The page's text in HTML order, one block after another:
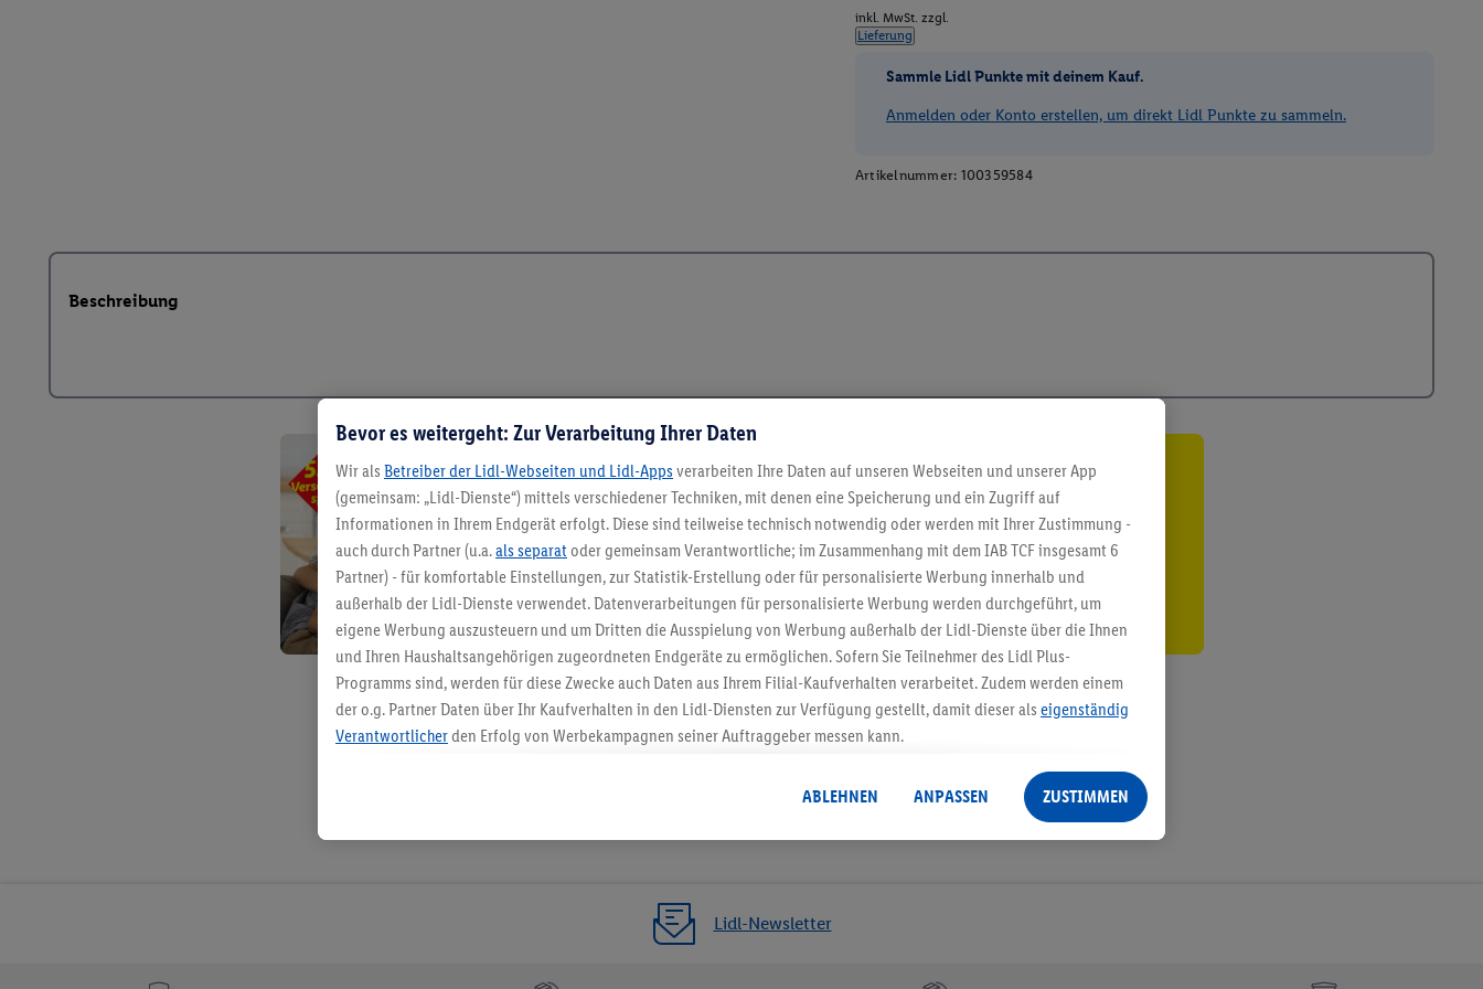
inkl. MwSt. zzgl.
Lieferung
Sammle Lidl Punkte mit deinem Kauf.
Anmelden oder Konto erstellen, um direkt Lidl Punkte zu sammeln.
Artikelnummer: 100359584
Beschreibung
5.95 € Versand sparen³²ᵃ
Jetzt zum Newsletter anmelden
Gutschein sichern!
Lidl-Newsletter
Bevor es weitergeht: Zur Verarbeitung Ihrer Daten
Wir als Betreiber der Lidl-Webseiten und Lidl-Apps verarbeiten Ihre Daten auf unseren Webseiten und unserer App
(gemeinsam: „Lidl-Dienste“) mittels verschiedener Techniken, mit denen eine Speicherung und ein Zugriff auf
Informationen in Ihrem Endgerät erfolgt. Diese sind teilweise technisch notwendig oder werden mit Ihrer Zustimmung -
auch durch Partner (u.a.als separat oder gemeinsam Verantwortliche; im Zusammenhang mit dem IAB TCF insgesamt 6
Partner) - für komfortable Einstellungen, zur Statistik-Erstellung oder für personalisierte Werbung innerhalb und
außerhalb der Lidl-Dienste verwendet. Datenverarbeitungen für personalisierte Werbung werden durchgeführt, um
eigene Werbung auszusteuern und um Dritten die Ausspielung von Werbung außerhalb der Lidl-Dienste über die Ihnen
und Ihren Haushaltsangehörigen zugeordneten Endgeräte zu ermöglichen. Sofern Sie Teilnehmer des Lidl Plus-
Programms sind, werden für diese Zwecke auch Daten aus Ihrem Filial-Kaufverhalten verarbeitet. Zudem werden einem
der o.g. Partner Daten über Ihr Kaufverhalten in den Lidl-Diensten zur Verfügung gestellt, damit dieser als eigenständig
Verantwortlicherden Erfolg von Werbekampagnen seiner Auftraggeber messen kann.
angereicherten Profilen. Dies umfasst die Zusammenführung von Daten (z.B. über Ihre Nutzung der Lidl-Dienste, Ihr
Kaufverhalten in den Lidl-Diensten, Informationen aus Ihrem Kundenkonto - z.B. Alter oder Geschlecht - sowie Ihre
genauen Standortdaten) auch über verschiedene Endgeräte und Lidl-Dienste hinweg einschließlich dem Speichern von
Erfolgsmessung der Werbung, zur Zielgruppenforschung, zur Entwicklung von Angeboten sowie zur technischen
Sicherung und Optimierung dieser Werbeausspielungen.
ABLEHNEN ANPASSEN ZUSTIMMEN